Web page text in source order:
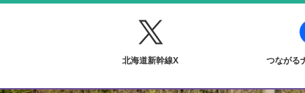
北海道新幹線X つながる